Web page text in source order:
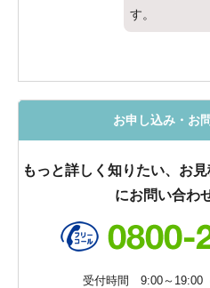
す。
お申し込み・お
もっと詳しく知りたい、お
にお問い合わ
受付時間 9:00～19:00